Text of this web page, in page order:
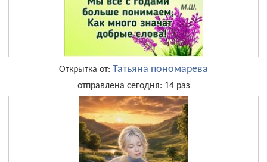
Открытка от: Татьяна пономарева
отправлена сегодня: 14 раз